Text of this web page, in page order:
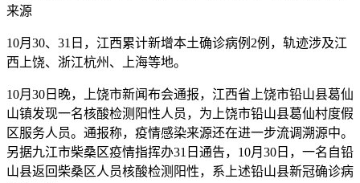
来源
10月30、31日，江西累计新增本土确诊病例2例，轨迹涉及江
西上饶、浙江杭州、上海等地。
10月30日晚，上饶市新闻布会通报，江西省上饶市铅山县葛仙
山镇发现一名核酸检测阳性人员，为上饶市铅山县葛仙村度假
区服务人员。通报称，疫情感染来源还在进一步流调溯源中。
另据九江市柴桑区疫情指挥办31日通告，10月30日，一名自铅
山县返回柴桑区人员核酸检测阳性，系上述铅山县新冠确诊病